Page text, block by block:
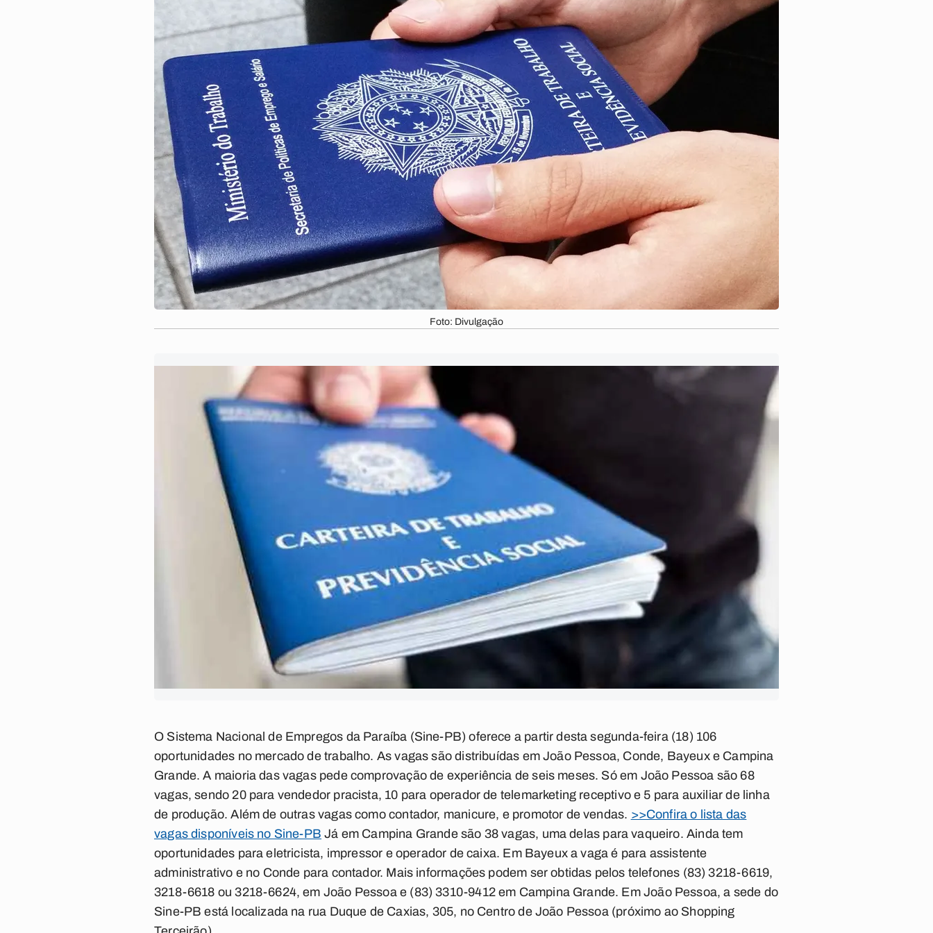
Foto: Divulgação
O Sistema Nacional de Empregos da Paraíba (Sine-PB) oferece a partir desta segunda-feira (18) 106
oportunidades no mercado de trabalho. As vagas são distribuídas em João Pessoa, Conde, Bayeux e Campina
Grande. A maioria das vagas pede comprovação de experiência de seis meses. Só em João Pessoa são 68
vagas, sendo 20 para vendedor pracista, 10 para operador de telemarketing receptivo e 5 para auxiliar de linha
de produção. Além de outras vagas como contador, manicure, e promotor de vendas. >>Confira o lista das
vagas disponíveis no Sine-PB Já em Campina Grande são 38 vagas, uma delas para vaqueiro. Ainda tem
oportunidades para eletricista, impressor e operador de caixa. Em Bayeux a vaga é para assistente
administrativo e no Conde para contador. Mais informações podem ser obtidas pelos telefones (83) 3218-6619,
3218-6618 ou 3218-6624, em João Pessoa e (83) 3310-9412 em Campina Grande. Em João Pessoa, a sede do
Sine-PB está localizada na rua Duque de Caxias, 305, no Centro de João Pessoa (próximo ao Shopping